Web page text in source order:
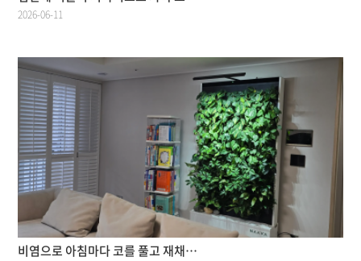
2026-06-11
비염으로 아침마다 코를 풀고 재채…